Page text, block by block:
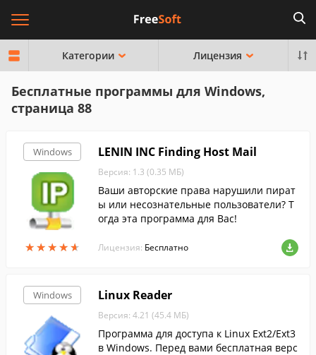
Категории Лицензия
Бесплатные программы для Windows,
страница 88
Windows
★★★★★
★★★★★
LENIN INC Finding Host Mail
Версия: 1.3 (0.35 МБ)
Ваши авторские права нарушили пират
ы или несознательные пользователи? Т
огда эта программа для Вас!
Лицензия: Бесплатно
Windows Linux Reader
Версия: 4.21 (45.4 МБ)
Программа для доступа к Linux Ext2/Ext3
в Windows. Перед вами бесплатная верс